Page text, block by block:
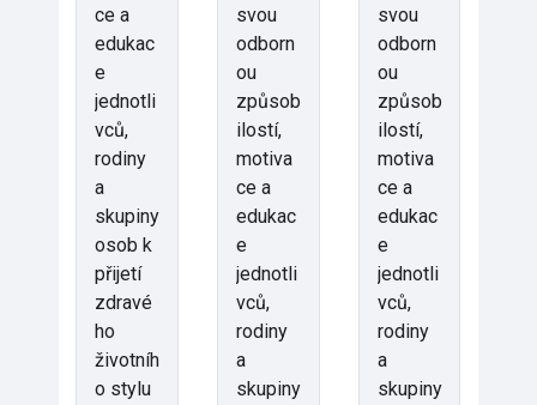
ce a
edukac
e
jednotli
vců,
rodiny
a
skupiny
osob k
přijetí
zdravé
ho
životníh
o stylu
svou
odborn
ou
způsob
ilostí,
motiva
ce a
edukac
e
jednotli
vců,
rodiny
a
skupiny
svou
odborn
ou
způsob
ilostí,
motiva
ce a
edukac
e
jednotli
vců,
rodiny
a
skupiny